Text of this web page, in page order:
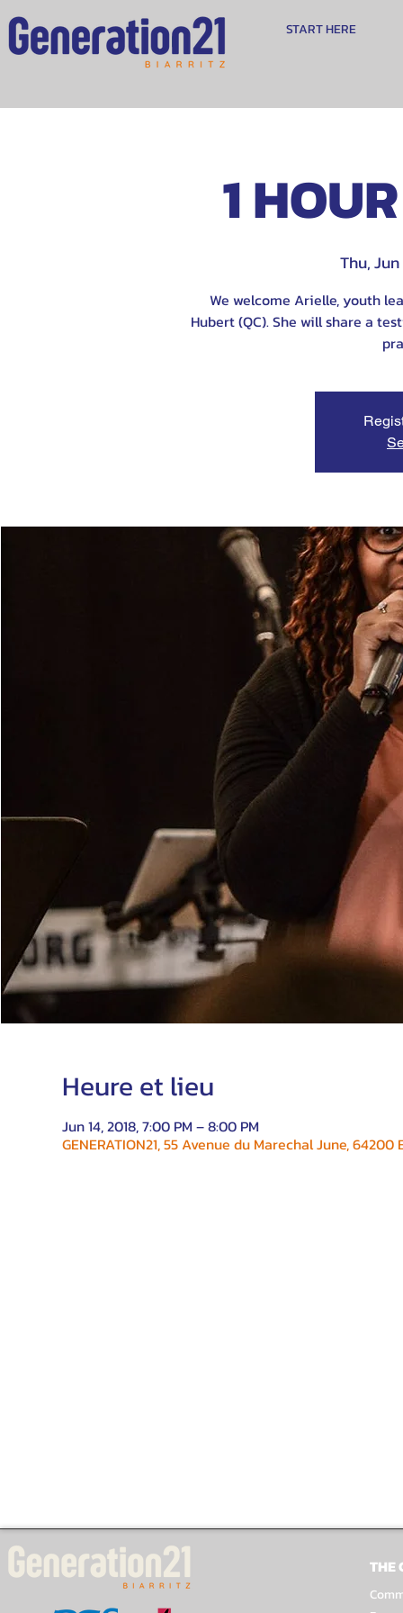
START HERE
1
Thu, Jun
We welcome Arielle, youth
Hubert (QC). She will share a
Heure et lieu
Jun 14, 2018, 7:00 PM – 8:00 PM
GENERATION21, 55 Avenue du Marechal June,
THE